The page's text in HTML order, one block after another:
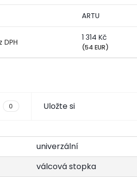
ARTU
1 314 Kč
(54 EUR)
0 Uložte si
univerzální
válcová stopka